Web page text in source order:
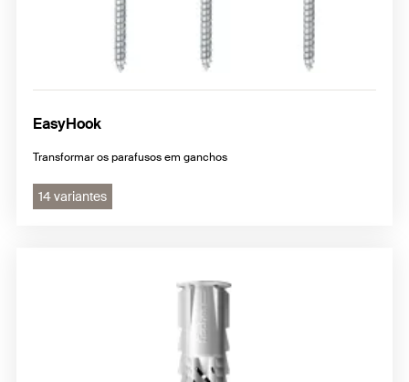
EasyHook
Transformar os parafusos em ganchos
14 variantes